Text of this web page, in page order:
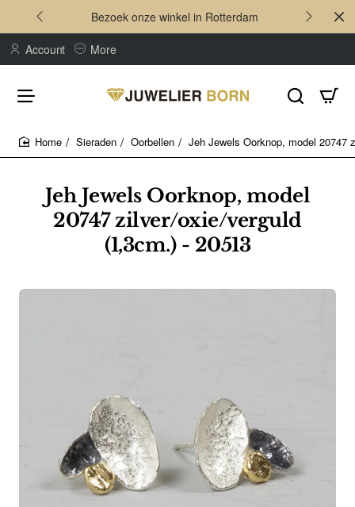
Bezoek onze winkel in Rotterdam
Account More
Jeh Jewels Oorknop, model
20747 zilver/oxie/verguld
(1,3cm.) - 20513
Sieraden Oorbellen Jeh Jewels Oorknop, model 20747